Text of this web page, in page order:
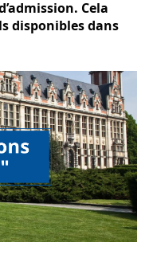
Cela
disponibles dans